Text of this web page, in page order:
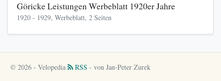
Göricke Leistungen Werbeblatt 1920er Jahre
1920 - 1929, Werbeblatt, 2 Seiten
© 2026 - Velopedia RSS - von Jan-Peter Zurek